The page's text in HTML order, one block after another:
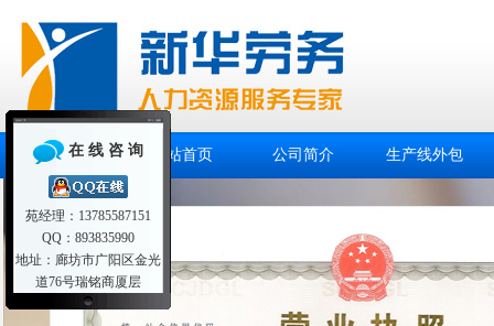
网站首页 公司简介 生产线外包
在 线 咨 询
苑经理：13785587151
QQ：893835990
地址：廊坊市广阳区金光
道76号瑞铭商厦层